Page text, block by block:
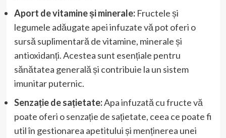
Aport de vitamine și minerale:Fructele și
legumele adăugate apei infuzate vă pot oferi o
sursă suplimentară de vitamine, minerale și
antioxidanți. Acestea sunt esențiale pentru
sănătatea generală și contribuie la un sistem
imunitar puternic.
Senzație de sațietate:Apa infuzată cu fructe vă
poate oferi o senzație de sațietate, ceea ce poate fi
util în gestionarea apetitului și menținerea unei